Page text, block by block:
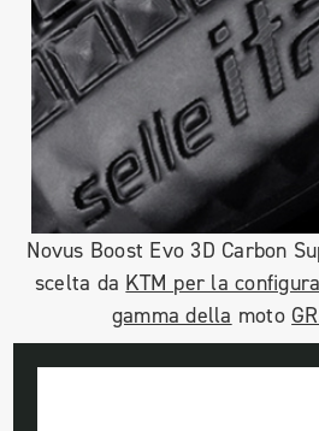
Novus Boost Evo 3D Carbon
scelta da KTM per la
gamma della moto